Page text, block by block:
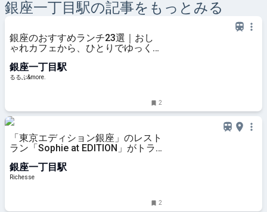
銀座一丁目駅の記事をもっとみる
銀座のおすすめランチ23選｜おし
ゃれカフェから、ひとりでゆっくり
食・和食まで！｜るるぶ&more.
銀座一丁目駅
るるぶ&more.
2
「東京エディション銀座」のレスト
ラン「Sophie at EDITION」がトラ
銀座一丁目駅
Richesse
2